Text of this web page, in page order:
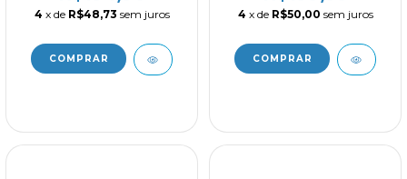
4 x de R$48,73 sem juros 4 x de R$50,00 sem juros